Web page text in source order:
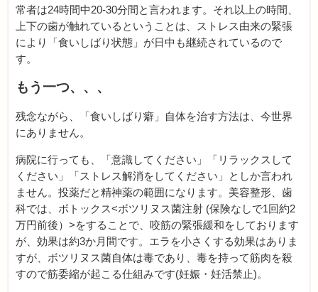
常者は24時間中20-30分間と言われます。それ以上の時間、
上下の歯が触れているということは、ストレス由来の緊張
により「食いしばり状態」が日中も継続されているので
す。
もう一つ、、、
残念ながら、「食いしばり癖」自体を治す方法は、今世界
にありません。
病院に行っても、「意識してください」「リラックスして
ください」「ストレス解消をしてください」としか言われ
ません。投薬だと精神薬の範囲になります。美容整形、歯
科では、ボトックス<ボツリヌス菌注射 (保険なしで1回約2
万円前後）>をすることで、咬筋の緊張緩和をしております
が、効果は約3か月間です。エラを小さくする効果はありま
すが、ボツリヌス菌自体は毒であり、毒を持って筋肉を殺
すので筋委縮が起こる仕組みです(妊娠・妊活禁止)。